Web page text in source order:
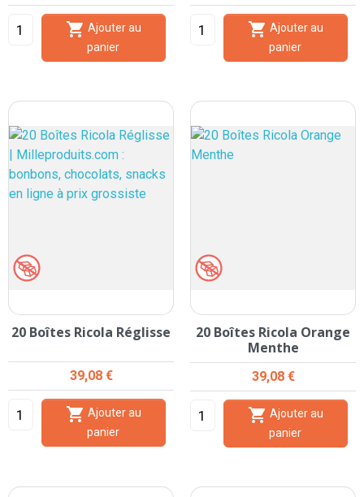

panier

panier
20 Boîtes Ricola Réglisse
Prix
39,08 €

panier
20 Boîtes Ricola Orange
Menthe
Prix
39,08 €

panier